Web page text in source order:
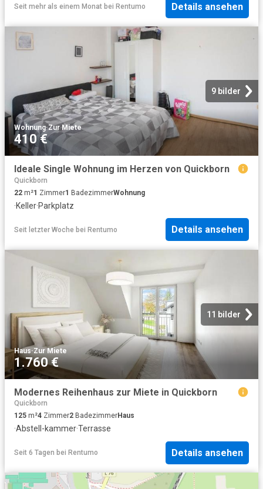
Seit mehr als einem Monat bei Rentumo Details ansehen
9 bilder
Wohnung·Zur Miete
410 €
Ideale Single Wohnung im Herzen von Quickborn
Quickborn
22 m²1 Zimmer1 BadezimmerWohnung
·Keller·Parkplatz
Seit letzter Woche bei Rentumo Details ansehen
11 bilder
Haus·Zur Miete
1.760 €
Modernes Reihenhaus zur Miete in Quickborn
Quickborn
125 m²4 Zimmer2 BadezimmerHaus
·Abstell-kammer·Terrasse
Seit 6 Tagen bei Rentumo Details ansehen